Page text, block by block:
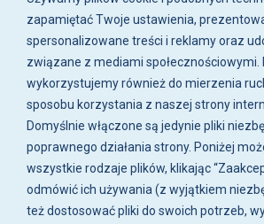
Biuro i sklep są czynne:
pn-pt w godz. 8:00 - 16:00.
O firmie
Zakupy
Moje konto
Artykuły i galeria
zapamiętać Twoje ustawienia,
spersonalizowane treści i reklamy oraz
związane z mediami społecznościowymi.
wykorzystujemy również do mierzenia
sposobu korzystania z naszej strony
Domyślnie włączone są jedynie pliki
poprawnego działania strony. Poniżej
wszystkie rodzaje plików, klikając
odmówić ich używania (z wyjątkiem
też dostosować pliki do swoich potrzeb,